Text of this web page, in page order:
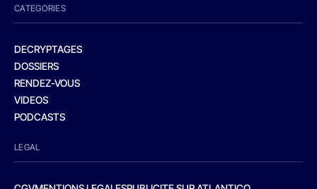
CATEGORIES
DECRYPTAGES
DOSSIERS
RENDEZ-VOUS
VIDEOS
PODCASTS
LEGAL